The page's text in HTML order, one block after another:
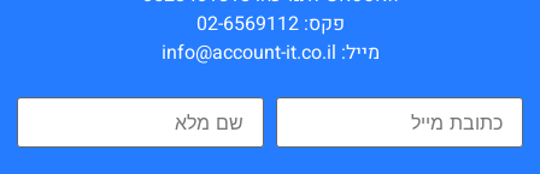
פקס: 02-6569112
מייל: info@account-it.co.il